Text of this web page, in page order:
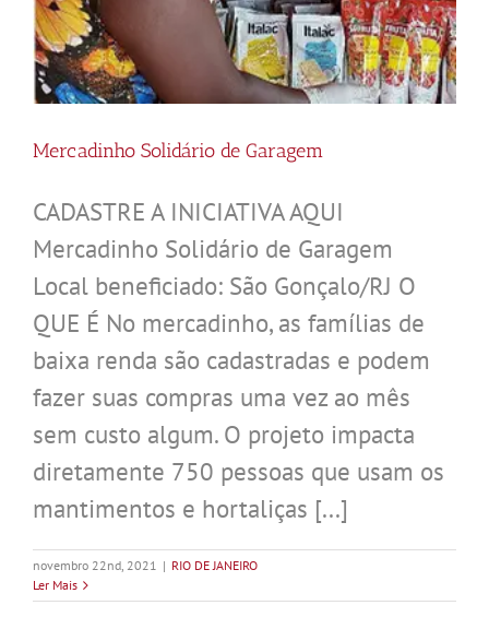
Mercadinho Solidário de Garagem
CADASTRE A INICIATIVA AQUI
Mercadinho Solidário de Garagem
Local beneficiado: São Gonçalo/RJ O
QUE É No mercadinho, as famílias de
baixa renda são cadastradas e podem
fazer suas compras uma vez ao mês
sem custo algum. O projeto impacta
diretamente 750 pessoas que usam os
mantimentos e hortaliças [...]
novembro 22nd, 2021 | RIO DE JANEIRO
Ler Mais